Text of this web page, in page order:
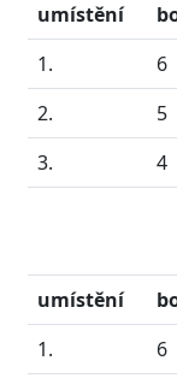
umístění
1.
6
2.
5
3.
4
umístění
1.
6